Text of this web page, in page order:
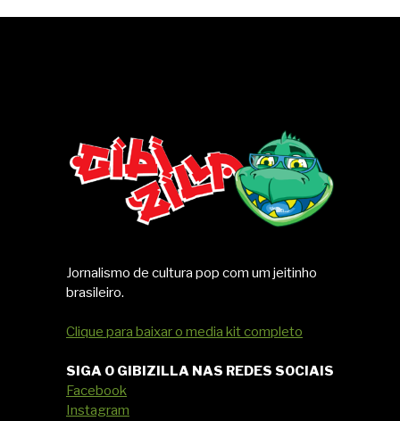
Jornalismo de cultura pop com um jeitinho
brasileiro.
Clique para baixar o media kit completo
SIGA O GIBIZILLA NAS REDES SOCIAIS
Facebook
Instagram